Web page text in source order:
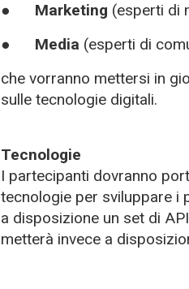
●
Marketing (esperti di
●
Media (esperti di
che vorranno mettersi in
sulle tecnologie digitali.
Tecnologie
I partecipanti dovranno
tecnologie per sviluppare i
a disposizione un set di
metterà invece a